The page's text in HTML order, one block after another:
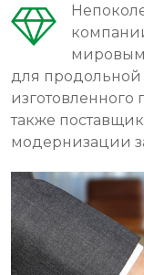
мировым
для продольной
изготовленного
также
модернизации